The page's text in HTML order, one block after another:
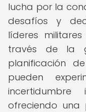
lucha por la
desafíos y
líderes
través de la
planificación
pueden
ofreciendo una